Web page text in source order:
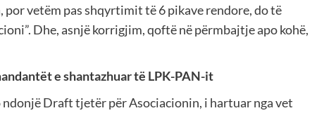
por vetëm pas shqyrtimit të 6 pikave rendore, do të
Dhe, asnjë korrigjim, qoftë në përmbajtje apo kohë,
e shantazhuar të LPK-PAN-it
Draft tjetër për Asociacionin, i hartuar nga vet